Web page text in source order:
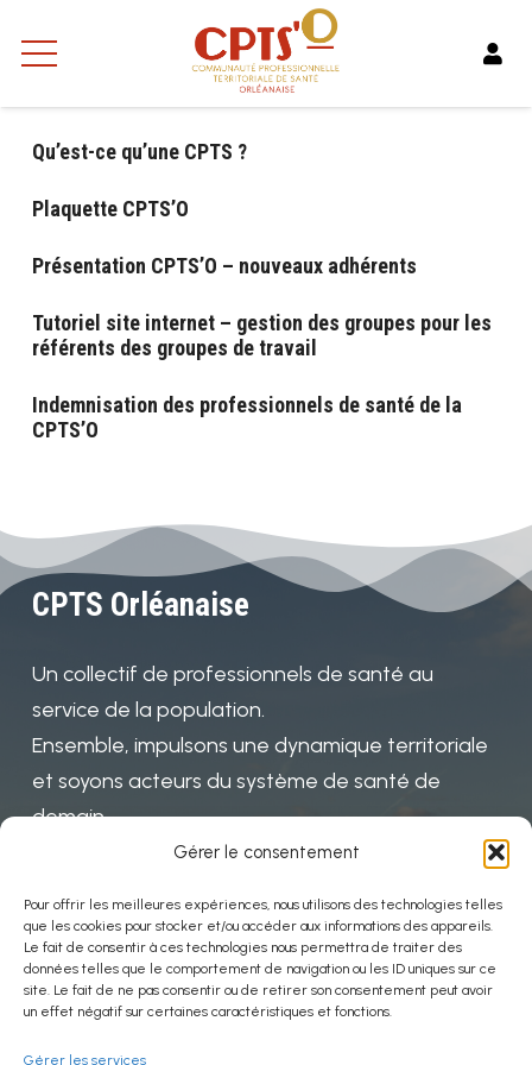
Gérer le consentement
Pour offrir les meilleures expériences, nous utilisons des technologies telles
que les cookies pour stocker et/ou accéder aux informations des appareils.
Le fait de consentir à ces technologies nous permettra de traiter des
données telles que le comportement de navigation ou les ID uniques sur ce
site. Le fait de ne pas consentir ou de retirer son consentement peut avoir
un effet négatif sur certaines caractéristiques et fonctions.
Gérer les services
Qu’est-ce qu’une CPTS ?
Plaquette CPTS’O
Présentation CPTS’O – nouveaux adhérents
Tutoriel site internet – gestion des groupes pour les
référents des groupes de travail
Indemnisation des professionnels de santé de la
CPTS’O
CPTS Orléanaise
Un collectif de professionnels de santé au
service de la population.
Ensemble, impulsons une dynamique territoriale
et soyons acteurs du système de santé de
demain
Mentions
Politiques de confidentialité
Mentions légales